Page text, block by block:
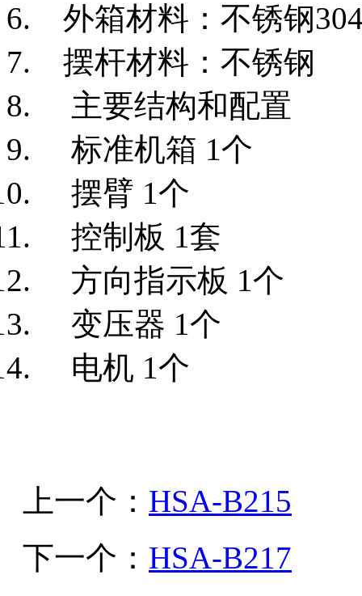
外箱材料：不锈钢
摆杆材料：不锈钢
主要结构和配置
标准机箱 1个
摆臂 1个
控制板 1套
方向指示板 1个
变压器 1个
电机 1个
上一个： HSA-B215
下一个： HSA-B217